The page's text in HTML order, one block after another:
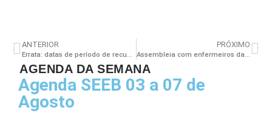
ANTERIOR
Errata: datas de período de recusa de taxa assistencial
PRÓXIMO
Assembleia com enfermeiros da Maternidade José Maria acontece nessa quinta-feira (16)
AGENDA DA SEMANA
Agenda SEEB 03 a 07 de
Agosto